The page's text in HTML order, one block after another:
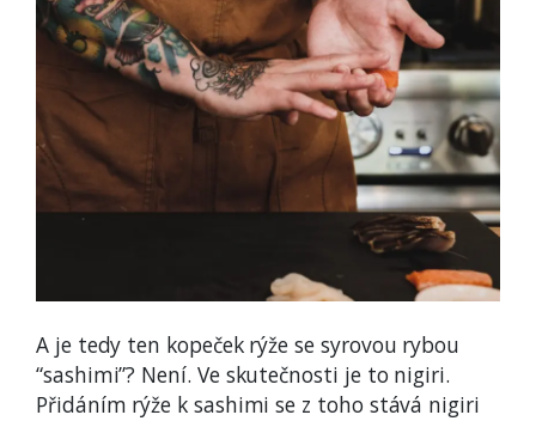
A je tedy ten kopeček rýže se syrovou rybou
“sashimi”? Není. Ve skutečnosti je to nigiri.
Přidáním rýže k sashimi se z toho stává nigiri